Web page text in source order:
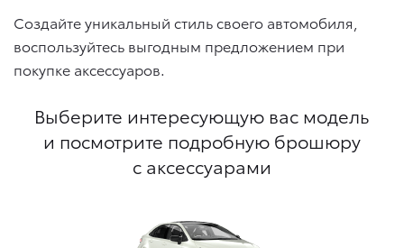
Создайте уникальный стиль своего автомобиля,
воспользуйтесь выгодным предложением при
покупке аксессуаров.
Выберите интересующую вас модель
и посмотрите подробную брошюру
с аксессуарами